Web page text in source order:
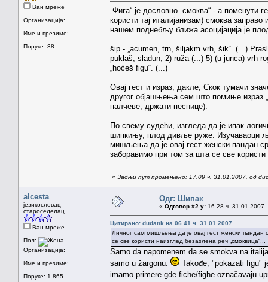
Ван мреже
Организација:
Име и презиме:
Поруке: 38
„Фига“ је дословно „смоква“ - а
користи тај италијанизам) смоква
нашем поднебљу ближа асоцијација је
šip - „acumen, trn, šiljakm vrh, šik“. (...)
puklaš, sladun, 2) ruža (...) 5) (u junca) vrh
„hoćeš figu“. (...)
Овај гест и израз, дакле, Скок тумачи
другог објашњења сем што помиње израз
палчеве, држати песнице).
По свему судећи, изгледа да је ипак
шипкињу, плод дивље руже. Изучаваоци
мишљења да је овај гест женски пандан
заборавимо при том за шта се све користи
« Задњи пут промењено: 17.09 ч. 31.01.2007. од
alcesta
језикословац
староседелац
Ван мреже
Пол:
Организација:
Име и презиме:
Поруке: 1.865
Одг: Шипак
« Одговор #2 у: 16.28 ч. 31.01.2007.
Цитирано: dudank на 06.41 ч. 31.01.2007.
Личног сам мишљења да је овај гест женски
се све користи наизглед безазлена реч „смоквица“...
Samo da napomenem da se smokva na
samo u žargonu.
Takođe, "pokazati figu"
imamo primere gde fiche/fighe označavaju